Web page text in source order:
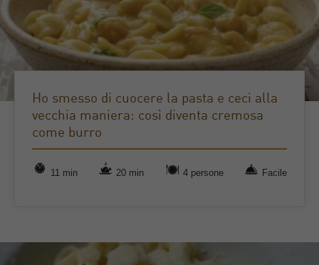
Ho smesso di cuocere la pasta e ceci alla
vecchia maniera: così diventa cremosa
come burro
11 min 20 min 4 persone Facile